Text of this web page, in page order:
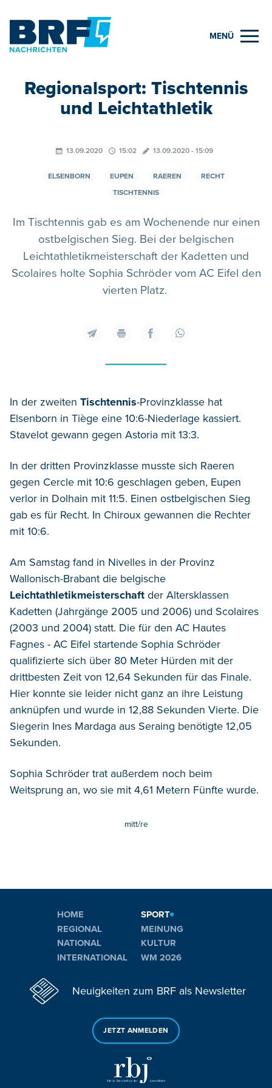
MENÜ
Regionalsport: Tischtennis
und Leichtathletik
13.09.2020 15:02 13.09.2020 - 15:09
ELSENBORN EUPEN RAEREN
RECHT
TISCHTENNIS
Im Tischtennis gab es am Wochenende nur einen
ostbelgischen Sieg. Bei der belgischen
Leichtathletikmeisterschaft der Kadetten und
Scolaires holte Sophia Schröder vom AC Eifel den
vierten Platz.
In der zweiten Tischtennis-Provinzklasse hat
Elsenborn in Tiège eine 10:6-Niederlage kassiert.
Stavelot gewann gegen Astoria mit 13:3.
In der dritten Provinzklasse musste sich Raeren
gegen Cercle mit 10:6 geschlagen geben, Eupen
verlor in Dolhain mit 11:5. Einen ostbelgischen Sieg
gab es für Recht. In Chiroux gewannen die Rechter
mit 10:6.
Am Samstag fand in Nivelles in der Provinz
Wallonisch-Brabant die belgische
Leichtathletikmeisterschaft der Altersklassen
Kadetten (Jahrgänge 2005 und 2006) und Scolaires
(2003 und 2004) statt. Die für den AC Hautes
Fagnes - AC Eifel startende Sophia Schröder
qualifizierte sich über 80 Meter Hürden mit der
drittbesten Zeit von 12,64 Sekunden für das Finale.
Hier konnte sie leider nicht ganz an ihre Leistung
anknüpfen und wurde in 12,88 Sekunden Vierte. Die
Siegerin Ines Mardaga aus Seraing benötigte 12,05
Sekunden.
Sophia Schröder trat außerdem noch beim
Weitsprung an, wo sie mit 4,61 Metern Fünfte wurde.
mitt/re
HOME
REGIONAL
NATIONAL
INTERNATIONAL
SPORT
MEINUNG
KULTUR
WM 2026
Neuigkeiten zum BRF als Newsletter
JETZT ANMELDEN